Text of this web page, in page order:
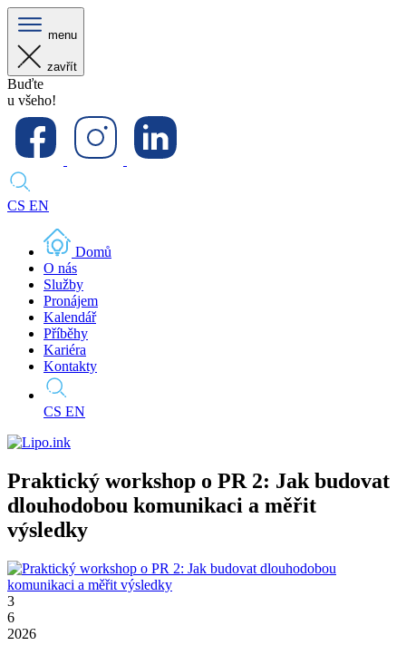
menu
zavřít
Buďte
u všeho!
CS EN
Domů
O nás
Služby
Pronájem
Kalendář
Příběhy
Kariéra
Kontakty
CS EN
Praktický workshop o PR 2: Jak budovat
dlouhodobou komunikaci a měřit
výsledky
3
6
2026